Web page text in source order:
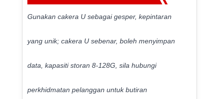
Gunakan cakera U sebagai gesper, kepintaran
yang unik; cakera U sebenar, boleh menyimpan
data, kapasiti storan 8-128G, sila hubungi
perkhidmatan pelanggan untuk butiran